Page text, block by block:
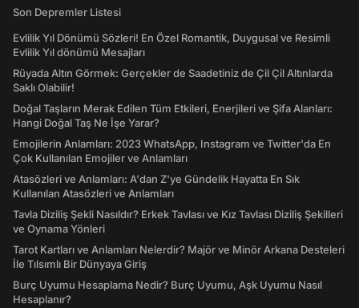
Son Depremler Listesi
Evlilik Yıl Dönümü Sözleri! En Özel Romantik, Duygusal ve Resimli
Evlilik Yıl dönümü Mesajları
Rüyada Altın Görmek: Gerçekler de Saadetiniz de Çil Çil Altınlarda
Saklı Olabilir!
Doğal Taşların Merak Edilen Tüm Etkileri, Enerjileri ve Şifa Alanları:
Hangi Doğal Taş Ne İşe Yarar?
Emojilerin Anlamları: 2023 WhatsApp, Instagram ve Twitter'da En
Çok Kullanılan Emojiler ve Anlamları
Atasözleri ve Anlamları: A'dan Z'ye Gündelik Hayatta En Sık
Kullanılan Atasözleri ve Anlamları
Tavla Diziliş Şekli Nasıldır? Erkek Tavlası ve Kız Tavlası Diziliş Şekilleri
ve Oynama Yönleri
Tarot Kartları ve Anlamları Nelerdir? Majör ve Minör Arkana Desteleri
İle Tılsımlı Bir Dünyaya Giriş
Burç Uyumu Hesaplama Nedir? Burç Uyumu, Aşk Uyumu Nasıl
Hesaplanır?